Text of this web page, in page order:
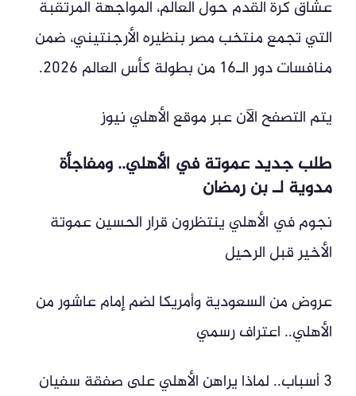
عشاق كرة القدم حول العالم، المواجهة المرتقبة
التي تجمع منتخب مصر بنظيره الأرجنتيني، ضمن
منافسات دور الـ16 من بطولة كأس العالم 2026.
يتم التصفح الآن عبر موقع الأهلي نيوز
طلب جديد عموتة في الأهلي.. ومفاجأة
مدوية لـ بن رمضان
نجوم في الأهلي ينتظرون قرار الحسين عموتة
الأخير قبل الرحيل
عروض من السعودية وأمريكا لضم إمام عاشور من
الأهلي.. اعتراف رسمي
3 أسباب.. لماذا يراهن الأهلي على صفقة سفيان